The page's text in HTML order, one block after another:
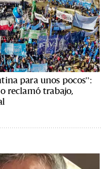
para unos pocos”:
reclamó trabajo,